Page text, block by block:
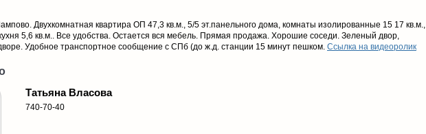
Двухкомнатная квартира ОП 47,3 кв.м., 5/5 эт.панельного дома, комнаты изолированные 15 17 кв.м.,
5,6 кв.м.. Все удобства. Остается вся мебель. Прямая продажа. Хорошие соседи. Зеленый двор,
Удобное транспортное сообщение с СПб (до ж.д. станции 15 минут пешком. Ссылка на видеоролик
Татьяна Власова
740-70-40